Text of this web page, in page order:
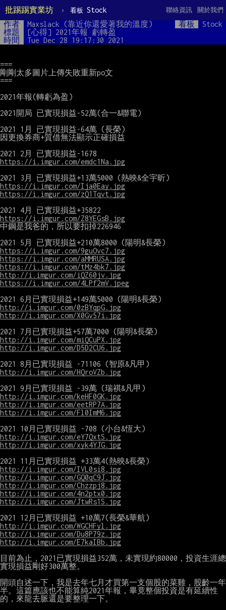
批踢踢實業坊 › 看板 Stock 關於我們
聯絡資訊
作者 Maxslack (靠近你還愛著我的溫度) 看板
Stock
標題
[心得] 2021年報 虧轉盈
時間
Tue Dec 28 19:17:30 2021
===
剛剛太多圖片上傳失敗重新po文
===
2021年報(轉虧為盈)
2021開局 已實現損益-52萬(合一&聯電)
2021 1月 已實現損益-64萬 (長榮)
因更換券商+質借無法顯示正確損益
https://i.imgur.com/emdc1Na.jpg
https://i.imgur.com/Ija0Eay.jpg
https://i.imgur.com/zQ1Tqvt.jpg
https://i.imgur.com/Z8YEGsB.jpg
中鋼是我爸的，所以要扣掉226946
https://i.imgur.com/9guOvc7.jpg
https://i.imgur.com/aMMRUSA.jpg
https://i.imgur.com/tMz4bk7.jpg
http://i.imgur.com/iQZ60jv.jpg
https://i.imgur.com/4LPf2mV.jpeg
http://i.imgur.com/0zBYqpG.jpg
http://i.imgur.com/X0Gv57i.jpg
http://i.imgur.com/miQCuPX.jpg
http://i.imgur.com/D5D2CU6.jpg
http://i.imgur.com/HQroVZb.jpg
http://i.imgur.com/keHF0GK.jpg
http://i.imgur.com/eetRP7A.jpg
http://i.imgur.com/Fl0ImM6.jpg
http://i.imgur.com/eY7QxtS.jpg
http://i.imgur.com/xyk4YJG.jpg
http://i.imgur.com/IVL0si8.jpg
http://i.imgur.com/GQ0qC9J.jpg
http://i.imgur.com/Chzzpj8.jpg
http://i.imgur.com/4n2ptx0.jpg
http://i.imgur.com/JtwRs1S.jpg
http://i.imgur.com/WGCHFyl.jpg
http://i.imgur.com/Du8P79z.jpg
http://i.imgur.com/E7kaIBb.jpg
目前為止，2021已實現損益352萬，未實現約80000，投資生涯總
實現損益剛好300萬整。
開頭自述一下，我是去年七月才買第一支個股的菜雞，股齡一年
半。這篇應該也不能算純2021年報，畢竟整個投資是有延續性
的，來龍去脈還是要整理一下。